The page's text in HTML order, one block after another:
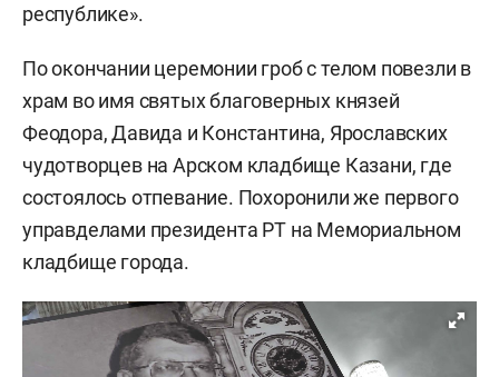
республике».
По окончании церемонии гроб с телом повезли в
храм во имя святых благоверных князей
Феодора, Давида и Константина, Ярославских
чудотворцев на Арском кладбище Казани, где
состоялось отпевание. Похоронили же первого
управделами президента РТ на Мемориальном
кладбище города.